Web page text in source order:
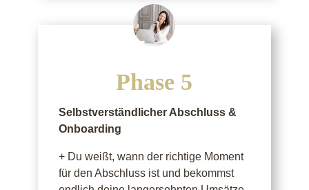
Phase 5
Selbstverständlicher Abschluss &
Onboarding
+ Du weißt, wann der richtige Moment
für den Abschluss ist und bekommst